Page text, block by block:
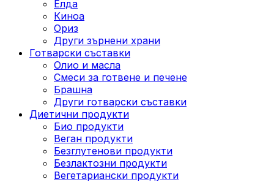
Елда
Киноа
Ориз
Други зърнени храни
Готварски съставки
Олио и масла
Смеси за готвене и печене
Брашна
Други готварски съставки
Диетични продукти
Био продукти
Веган продукти
Безглутенови продукти
Безлактозни продукти
Вегетариански продукти